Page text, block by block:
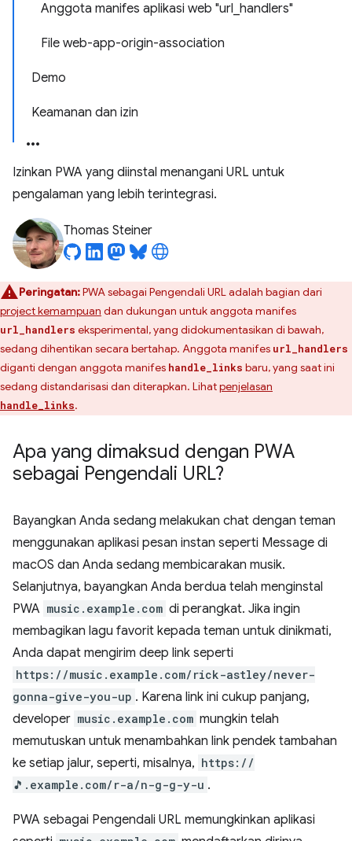
Anggota manifes aplikasi web "url_handlers"
File web-app-origin-association
Demo
Keamanan dan izin
Izinkan PWA yang diinstal menangani URL untuk
pengalaman yang lebih terintegrasi.
Thomas Steiner
Peringatan:PWA sebagai Pengendali URL adalah bagian dari
project kemampuan dan dukungan untuk anggota manifes
url_handlers eksperimental, yang didokumentasikan di bawah,
sedang dihentikan secara bertahap. Anggota manifes url_handlers
diganti dengan anggota manifes handle_links baru, yang saat ini
sedang distandarisasi dan diterapkan. Lihatpenjelasan
handle_links.
Apa yang dimaksud dengan PWA
sebagai Pengendali URL?
Bayangkan Anda sedang melakukan chat dengan teman
menggunakan aplikasi pesan instan seperti Message di
macOS dan Anda sedang membicarakan musik.
Selanjutnya, bayangkan Anda berdua telah menginstal
PWA music.example.com di perangkat. Jika ingin
membagikan lagu favorit kepada teman untuk dinikmati,
Anda dapat mengirim deep link seperti
https://music.example.com/rick-astley/never-
gonna-give-you-up . Karena link ini cukup panjang,
developer music.example.com mungkin telah
memutuskan untuk menambahkan link pendek tambahan
ke setiap jalur, seperti, misalnya, https://
🎵.example.com/r-a/n-g-g-y-u .
PWA sebagai Pengendali URL memungkinkan aplikasi